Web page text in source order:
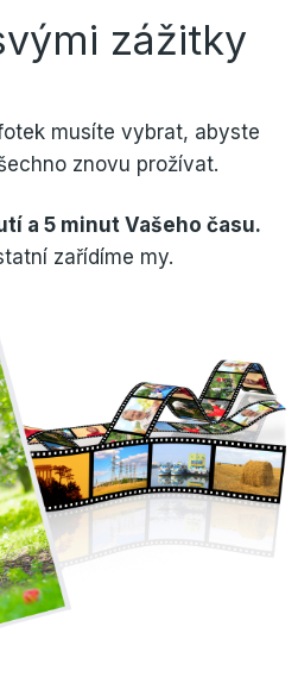
zážitky
musíte vybrat, abyste
znovu prožívat.
a 5 minut Vašeho času.
zařídíme my.